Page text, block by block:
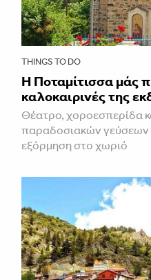
THINGS TO DO
Η Ποταμίτισσα μάς
καλοκαιρινές της
Θέατρο, χοροεσπερίδα
παραδοσιακών γεύσεων
εξόρμηση στο χωριό